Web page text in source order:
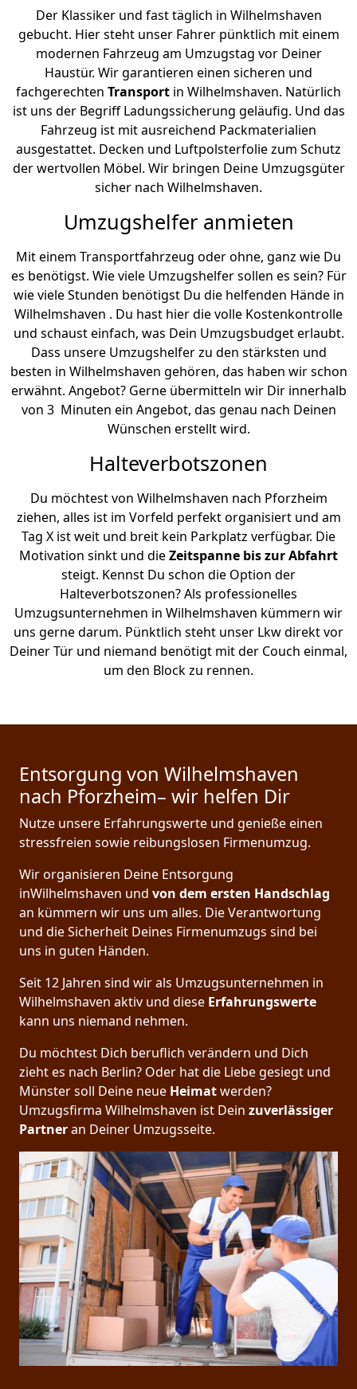
Der Klassiker und fast täglich in Wilhelmshaven
gebucht. Hier steht unser Fahrer pünktlich mit einem
modernen Fahrzeug am Umzugstag vor Deiner
Haustür. Wir garantieren einen sicheren und
fachgerechten Transport in Wilhelmshaven. Natürlich
ist uns der Begriff Ladungssicherung geläufig. Und das
Fahrzeug ist mit ausreichend Packmaterialien
ausgestattet. Decken und Luftpolsterfolie zum Schutz
der wertvollen Möbel. Wir bringen Deine Umzugsgüter
sicher nach Wilhelmshaven.
Umzugshelfer anmieten
Mit einem Transportfahrzeug oder ohne, ganz wie Du
es benötigst. Wie viele Umzugshelfer sollen es sein? Für
wie viele Stunden benötigst Du die helfenden Hände in
Wilhelmshaven . Du hast hier die volle Kostenkontrolle
und schaust einfach, was Dein Umzugsbudget erlaubt.
Dass unsere Umzugshelfer zu den stärksten und
besten in Wilhelmshaven gehören, das haben wir schon
erwähnt. Angebot? Gerne übermitteln wir Dir innerhalb
von 3 Minuten ein Angebot, das genau nach Deinen
Wünschen erstellt wird.
Halteverbotszonen
Du möchtest von Wilhelmshaven nach Pforzheim
ziehen, alles ist im Vorfeld perfekt organisiert und am
Tag X ist weit und breit kein Parkplatz verfügbar. Die
Motivation sinkt und dieZeitspanne bis zur Abfahrt
steigt. Kennst Du schon die Option der
Halteverbotszonen? Als professionelles
Umzugsunternehmen in Wilhelmshaven kümmern wir
uns gerne darum. Pünktlich steht unser Lkw direkt vor
Deiner Tür und niemand benötigt mit der Couch einmal,
um den Block zu rennen.
Entsorgung von Wilhelmshaven
nach Pforzheim– wir helfen Dir
Nutze unsere Erfahrungswerte und genieße einen
stressfreien sowie reibungslosen Firmenumzug.
Wir organisieren Deine Entsorgung
inWilhelmshaven und von dem ersten Handschlag
an kümmern wir uns um alles. Die Verantwortung
und die Sicherheit Deines Firmenumzugs sind bei
uns in guten Händen.
Seit 12 Jahren sind wir als Umzugsunternehmen in
Wilhelmshaven aktiv und diese Erfahrungswerte
kann uns niemand nehmen.
Du möchtest Dich beruflich verändern und Dich
zieht es nach Berlin? Oder hat die Liebe gesiegt und
Münster soll Deine neue Heimatwerden?
Umzugsfirma Wilhelmshaven ist Dein zuverlässiger
Partneran Deiner Umzugsseite.